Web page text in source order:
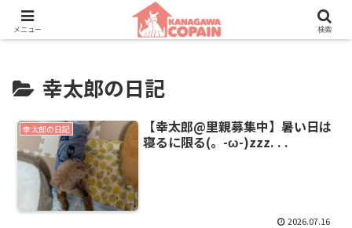
保護動物たちに、新しい家族との素敵な出会いを。
幸太郎の日記
幸太郎の日記
【幸太郎@里親募集中】暑い日は
寝るに限る(。-ω-)zzz. . .
2026.07.16
メニュー 検索